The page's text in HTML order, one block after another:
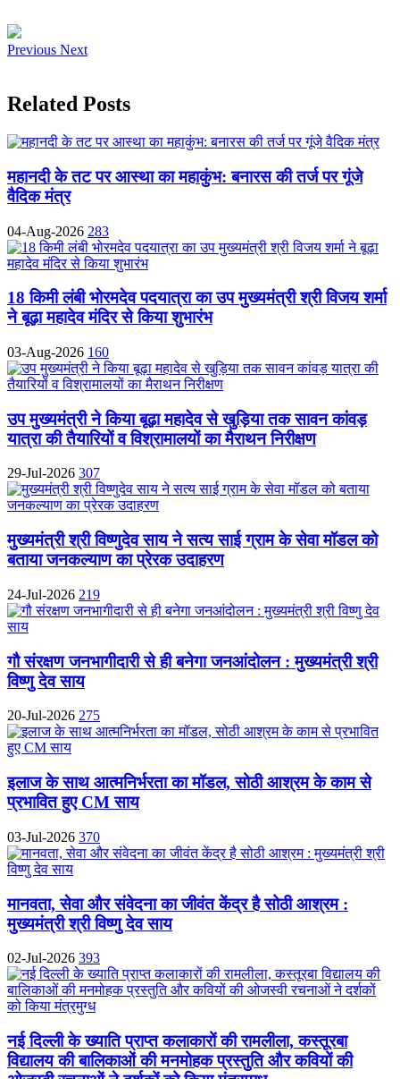
Previous Next
Related Posts
महानदी के तट पर आस्था का महाकुंभ: बनारस की तर्ज पर गूंजे
वैदिक मंत्र
04-Aug-2026 283
18 किमी लंबी भोरमदेव पदयात्रा का उप मुख्यमंत्री श्री विजय शर्मा
ने बूढ़ा महादेव मंदिर से किया शुभारंभ
03-Aug-2026 160
उप मुख्यमंत्री ने किया बूढ़ा महादेव से खुड़िया तक सावन कांवड़
यात्रा की तैयारियों व विश्रामालयों का मैराथन निरीक्षण
29-Jul-2026 307
मुख्यमंत्री श्री विष्णुदेव साय ने सत्य साई ग्राम के सेवा मॉडल को
बताया जनकल्याण का प्रेरक उदाहरण
24-Jul-2026 219
गौ संरक्षण जनभागीदारी से ही बनेगा जनआंदोलन : मुख्यमंत्री श्री
विष्णु देव साय
20-Jul-2026 275
इलाज के साथ आत्मनिर्भरता का मॉडल, सोठी आश्रम के काम से
प्रभावित हुए CM साय
03-Jul-2026 370
मानवता, सेवा और संवेदना का जीवंत केंद्र है सोठी आश्रम :
मुख्यमंत्री श्री विष्णु देव साय
02-Jul-2026 393
नई दिल्ली के ख्याति प्राप्त कलाकारों की रामलीला, कस्तूरबा
विद्यालय की बालिकाओं की मनमोहक प्रस्तुति और कवियों की